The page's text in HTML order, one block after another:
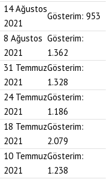
14 Ağustos
2021
Gösterim: 953
8 Ağustos
2021
Gösterim:
1.362
31 Temmuz
2021
Gösterim:
1.328
24 Temmuz
2021
Gösterim:
1.186
18 Temmuz
2021
Gösterim:
2.079
10 Temmuz
2021
Gösterim:
1.238